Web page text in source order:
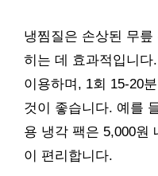
냉찜질은 손상된 무
히는 데 효과적입니
이용하며, 1회 15-20
것이 좋습니다. 예를
용 냉각 팩은 5,000원
이 편리합니다.